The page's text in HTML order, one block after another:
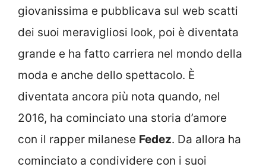
giovanissima e pubblicava sul web scatti
dei suoi meravigliosi look, poi è diventata
grande e ha fatto carriera nel mondo della
moda e anche dello spettacolo. È
diventata ancora più nota quando, nel
2016, ha cominciato una storia d’amore
con il rapper milanese Fedez. Da allora ha
cominciato a condividere con i suoi